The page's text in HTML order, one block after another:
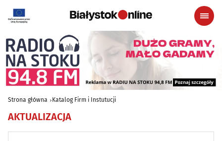
Strona główna Katalog Firm i Instutucji
AKTUALIZACJA